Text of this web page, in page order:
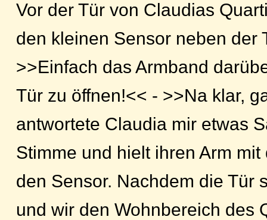
Vor der Tür von Claudias
den kleinen Sensor neben der
>>Einfach das Armband
Tür zu öffnen!<< - >>Na klar,
antwortete Claudia mir etwas
Stimme und hielt ihren Arm
den Sensor. Nachdem die Tür
und wir den Wohnbereich des